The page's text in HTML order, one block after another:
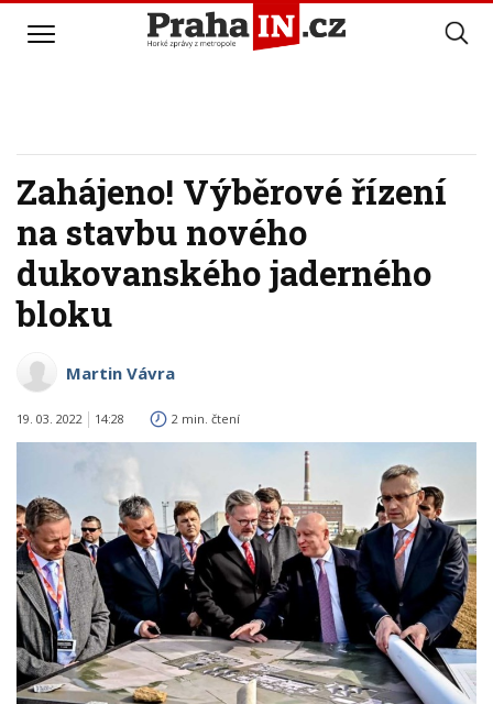
Zahájeno! Výběrové řízení
na stavbu nového
dukovanského jaderného
bloku
Martin Vávra
19. 03. 2022 14:28 2 min. čtení